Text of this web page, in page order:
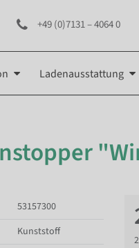
+49 (0)7131 – 4064 0
Ladenausstattung
53157300
Kunststoff